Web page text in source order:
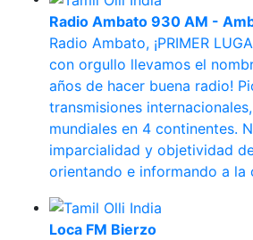
Radio Ambato 930 AM -
Radio Ambato, ¡PRIMER
con orgullo llevamos el
años de hacer buena radio!
transmisiones
mundiales en 4 continentes.
imparcialidad y objetividad
orientando e informando a la
Loca FM Bierzo